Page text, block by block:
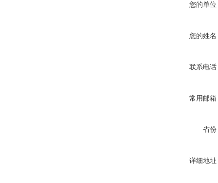
您的单位
您的姓名
联系电话
常用邮箱
省份
详细地址